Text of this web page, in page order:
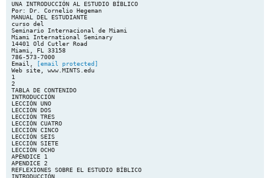
UNA INTRODUCCIÓN AL ESTUDIO BÍBLICO
Por: Dr. Cornelio Hegeman
MANUAL DEL ESTUDIANTE
curso del
Seminario Internacional de Miami
Miami International Seminary
14401 Old Cutler Road
Miami, FL 33158
786-573-7000
Email,
[email protected]